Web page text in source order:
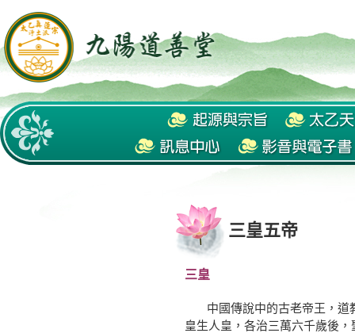
三皇五帝
三皇
中國傳說中的古老帝王，道
皇生人皇，各治三萬六千歲後